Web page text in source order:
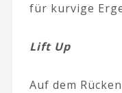
für kurvige
Lift Up
Auf dem